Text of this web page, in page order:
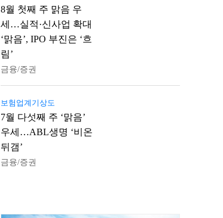
8월 첫째 주 맑음 우
세…실적·신사업 확대
‘맑음’, IPO 부진은 ‘흐
림’
금융/증권
보험업계기상도
7월 다섯째 주 ‘맑음’
우세…ABL생명 ‘비온
뒤갬’
금융/증권